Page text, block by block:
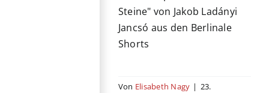
Steine" von Jakob Ladányi
Jancsó aus den Berlinale
Shorts
Von Elisabeth Nagy | 23.